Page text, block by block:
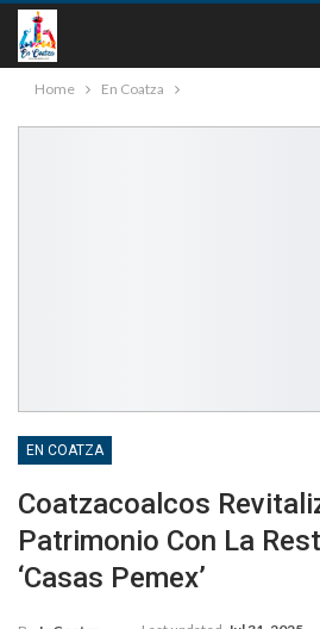
Home En Coatza
EN COATZA
Coatzacoalcos
Patrimonio Con La
‘Casas Pemex’